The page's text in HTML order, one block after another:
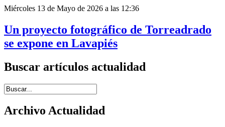
Miércoles 13 de Mayo de 2026 a las 12:36
Un proyecto fotográfico de Torreadrado
se expone en Lavapiés
Buscar artículos actualidad
Introduce términos de búsqueda
Archivo Actualidad